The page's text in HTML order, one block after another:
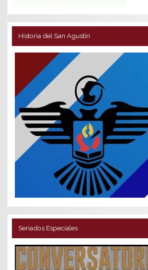
Historia del San Agustín
Seriados Especiales